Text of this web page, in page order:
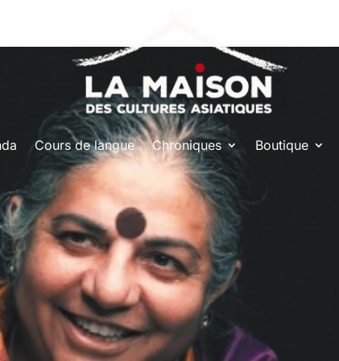
Cours de langue Chroniques Boutique